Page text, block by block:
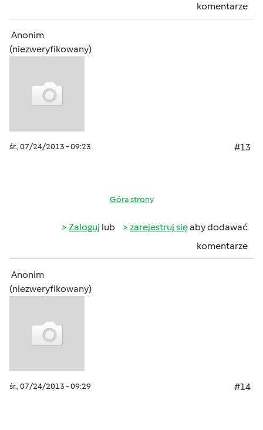
komentarze
Anonim
(niezweryfikowany)
śr., 07/24/2013 - 09:23 #13
Góra strony
Zaloguj lub zarejestruj sięaby dodawać
komentarze
Anonim
(niezweryfikowany)
śr., 07/24/2013 - 09:29 #14